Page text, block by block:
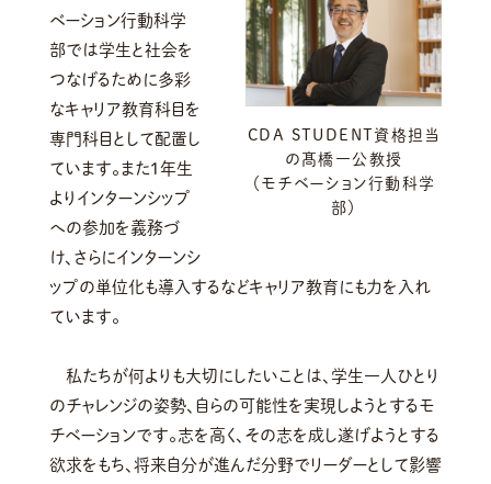
CDA STUDENT資格担当
の髙橋一公教授
（モチベーション行動科学
部）
ベーション行動科学
部では学生と社会を
つなげるために多彩
なキャリア教育科目を
専門科目として配置し
ています。また1年生
よりインターンシップ
への参加を義務づ
け、さらにインターンシ
ップの単位化も導入するなどキャリア教育にも力を入れ
ています。
私たちが何よりも大切にしたいことは、学生一人ひとり
のチャレンジの姿勢、自らの可能性を実現しようとするモ
チベーションです。志を高く、その志を成し遂げようとする
欲求をもち、将来自分が進んだ分野でリーダーとして影響